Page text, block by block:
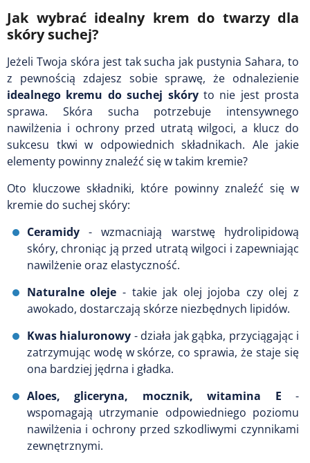
Jak wybrać idealny krem do twarzy dla
skóry suchej?
Jeżeli Twoja skóra jest tak sucha jak pustynia Sahara, to
z pewnością zdajesz sobie sprawę, że odnalezienie
idealnego kremu do suchej skóryto nie jest prosta
sprawa. Skóra sucha potrzebuje intensywnego
nawilżenia i ochrony przed utratą wilgoci, a klucz do
sukcesu tkwi w odpowiednich składnikach. Ale jakie
elementy powinny znaleźć się w takim kremie?
Oto kluczowe składniki, które powinny znaleźć się w
kremie do suchej skóry:
Ceramidy- wzmacniają warstwę hydrolipidową
skóry, chroniąc ją przed utratą wilgoci i zapewniając
nawilżenie oraz elastyczność.
Naturalne oleje - takie jak olej jojoba czy olej z
awokado, dostarczają skórze niezbędnych lipidów.
Kwas hialuronowy - działa jak gąbka, przyciągając i
zatrzymując wodę w skórze, co sprawia, że staje się
ona bardziej jędrna i gładka.
Aloes, gliceryna, mocznik, witamina E -
wspomagają utrzymanie odpowiedniego poziomu
nawilżenia i ochrony przed szkodliwymi czynnikami
zewnętrznymi.